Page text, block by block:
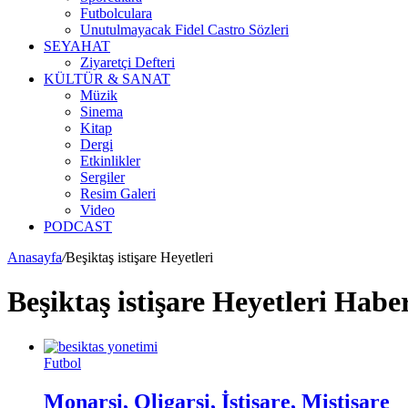
Futbolculara
Unutulmayacak Fidel Castro Sözleri
SEYAHAT
Ziyaretçi Defteri
KÜLTÜR & SANAT
Müzik
Sinema
Kitap
Dergi
Etkinlikler
Sergiler
Resim Galeri
Video
PODCAST
Anasayfa/Beşiktaş istişare Heyetleri
Beşiktaş istişare Heyetleri
Futbol
Monarşi, Oligarşi, İstişare, Mistişare